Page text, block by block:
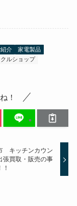
介
家電製品
ルショップ
！
キッチンカウン
買取・販売の事